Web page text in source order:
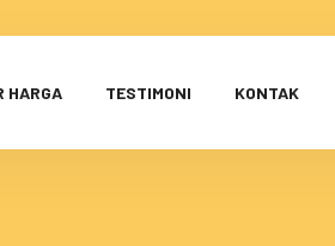
HARGA TESTIMONI KONTAK